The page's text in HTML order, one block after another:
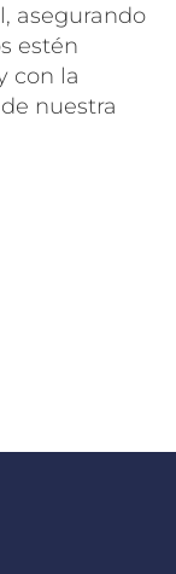
asegurando
estén
con la
nuestra